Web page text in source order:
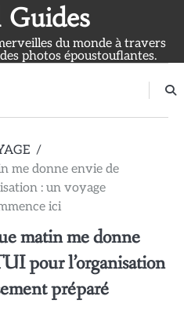
Guides
du monde à travers
photos époustouflantes.
me donne envie de
: un voyage
ici
matin me donne
pour l’organisation
préparé